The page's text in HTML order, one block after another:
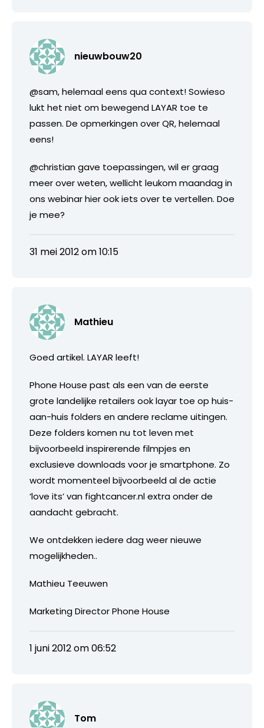
nieuwbouw20
@sam, helemaal eens qua context! Sowieso
lukt het niet om bewegend LAYAR toe te
passen. De opmerkingen over QR, helemaal
eens!
@christian gave toepassingen, wil er graag
meer over weten, wellicht leukom maandag in
ons webinar hier ook iets over te vertellen. Doe
je mee?
31 mei 2012 om 10:15
Mathieu
Goed artikel. LAYAR leeft!
Phone House past als een van de eerste
grote landelijke retailers ook layar toe op huis-
aan-huis folders en andere reclame uitingen.
Deze folders komen nu tot leven met
bijvoorbeeld inspirerende filmpjes en
exclusieve downloads voor je smartphone. Zo
wordt momenteel bijvoorbeeld al de actie
‘love its’ van fightcancer.nl extra onder de
aandacht gebracht.
We ontdekken iedere dag weer nieuwe
mogelijkheden..
Mathieu Teeuwen
Marketing Director Phone House
1 juni 2012 om 06:52
Tom